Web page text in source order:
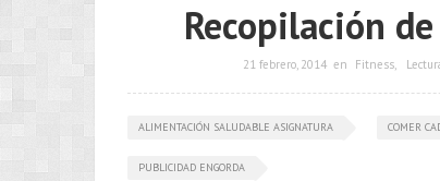
Recopilación
21 febrero, 2014 en Fitness,
ALIMENTACIÓN SALUDABLE ASIGNATURA COMER
PUBLICIDAD ENGORDA